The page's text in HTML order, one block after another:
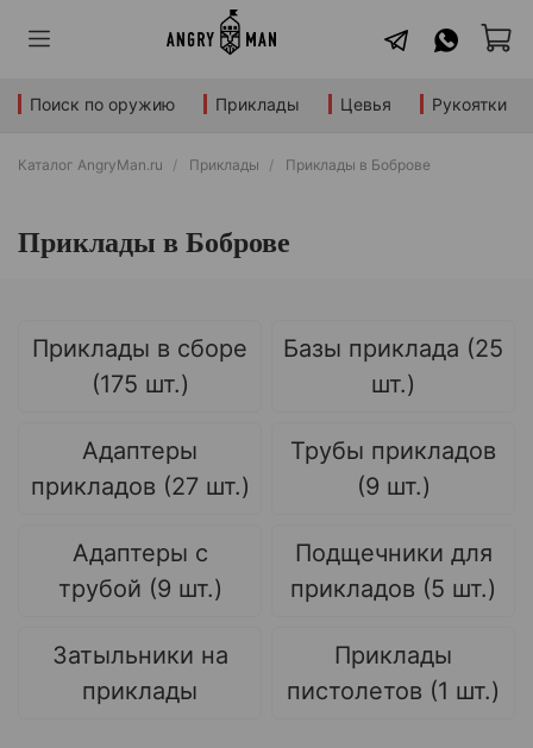
Поиск по оружию Приклады Цевья Рукоятки
Каталог AngryMan.ru Приклады Приклады в Боброве
Приклады в Боброве
Приклады в сборе
(175 шт.)
Базы приклада (25
шт.)
Адаптеры
прикладов (27 шт.)
Трубы прикладов
(9 шт.)
Адаптеры с
трубой (9 шт.)
Подщечники для
прикладов (5 шт.)
Затыльники на
приклады
Приклады
пистолетов (1 шт.)